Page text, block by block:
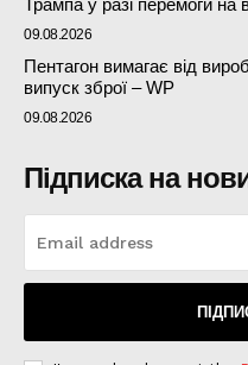
Трампа у разі перемоги на
09.08.2026
Пентагон вимагає від
випуск зброї – WP
09.08.2026
Підписка на